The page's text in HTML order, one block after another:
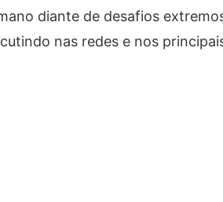
diante de desafios
nas redes e nos